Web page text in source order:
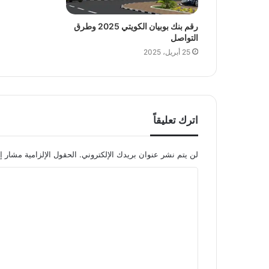
رقم بنك بوبيان الكويتي 2025 وطرق
التواصل
25 أبريل، 2025
اترك تعليقاً
لن يتم نشر عنوان بريدك الإلكتروني. الحقول الإلزامية مشار